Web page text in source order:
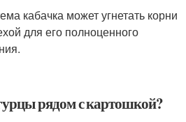
кабачка может угнетать корни
для его полноценного
рядом с картошкой?